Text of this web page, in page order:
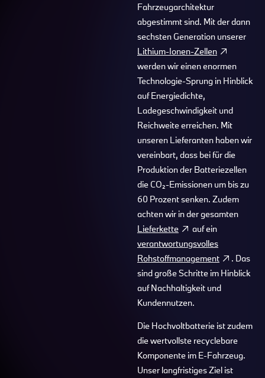
Fahrzeugarchitektur
abgestimmt sind. Mit der dann
sechsten Generation unserer
Lithium-Ionen-Zellen
werden wir einen enormen
Technologie-Sprung in Hinblick
auf Energiedichte,
Ladegeschwindigkeit und
Reichweite erreichen. Mit
unseren Lieferanten haben wir
vereinbart, dass bei für die
Produktion der Batteriezellen
die CO₂-Emissionen um bis zu
60 Prozent senken. Zudem
achten wir in der gesamten
Lieferkette
auf ein
verantwortungsvolles
Rohstoffmanagement
. Das
sind große Schritte im Hinblick
auf Nachhaltigkeit und
Kundennutzen.
Die Hochvoltbatterie ist zudem
die wertvollste recyclebare
Komponente im E-Fahrzeug.
Unser langfristiges Ziel ist